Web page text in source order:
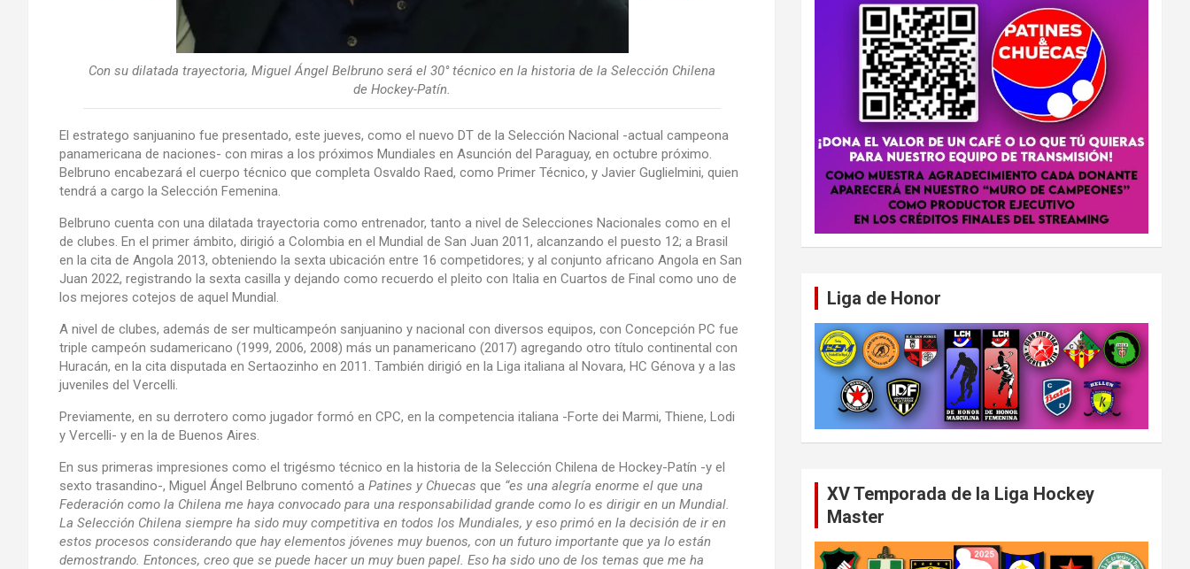
Con su dilatada trayectoria, Miguel Ángel Belbruno será el 30° técnico en la historia de la Selección Chilena
de Hockey-Patín.
El estratego sanjuanino fue presentado, este jueves, como el nuevo DT de la Selección Nacional -actual campeona
panamericana de naciones- con miras a los próximos Mundiales en Asunción del Paraguay, en octubre próximo.
Belbruno encabezará el cuerpo técnico que completa Osvaldo Raed, como Primer Técnico, y Javier Guglielmini, quien
tendrá a cargo la Selección Femenina.
Belbruno cuenta con una dilatada trayectoria como entrenador, tanto a nivel de Selecciones Nacionales como en el
de clubes. En el primer ámbito, dirigió a Colombia en el Mundial de San Juan 2011, alcanzando el puesto 12; a Brasil
en la cita de Angola 2013, obteniendo la sexta ubicación entre 16 competidores; y al conjunto africano Angola en San
Juan 2022, registrando la sexta casilla y dejando como recuerdo el pleito con Italia en Cuartos de Final como uno de
los mejores cotejos de aquel Mundial.
A nivel de clubes, además de ser multicampeón sanjuanino y nacional con diversos equipos, con Concepción PC fue
triple campeón sudamericano (1999, 2006, 2008) más un panamericano (2017) agregando otro título continental con
Huracán, en la cita disputada en Sertaozinho en 2011. También dirigió en la Liga italiana al Novara, HC Génova y a las
juveniles del Vercelli.
Previamente, en su derrotero como jugador formó en CPC, en la competencia italiana -Forte dei Marmi, Thiene, Lodi
y Vercelli- y en la de Buenos Aires.
En sus primeras impresiones como el trigésmo técnico en la historia de la Selección Chilena de Hockey-Patín -y el
sexto trasandino-, Miguel Ángel Belbruno comentó a Patines y Chuecas que “es una alegría enorme el que una
Federación como la Chilena me haya convocado para una responsabilidad grande como lo es dirigir en un Mundial.
La Selección Chilena siempre ha sido muy competitiva en todos los Mundiales, y eso primó en la decisión de ir en
estos procesos considerando que hay elementos jóvenes muy buenos, con un futuro importante que ya lo están
demostrando. Entonces, creo que se puede hacer un muy buen papel. Eso ha sido uno de los temas que me ha
Liga de Honor
XV Temporada de la Liga Hockey
Master